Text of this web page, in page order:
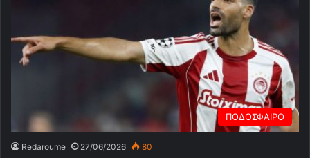
ΠΟΔΟΣΦΑΙΡΟ
Redaroume 27/06/2026 80